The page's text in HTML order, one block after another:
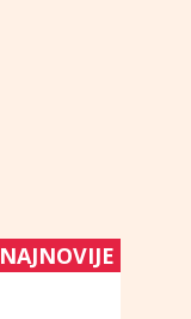
NAJNOVIJE